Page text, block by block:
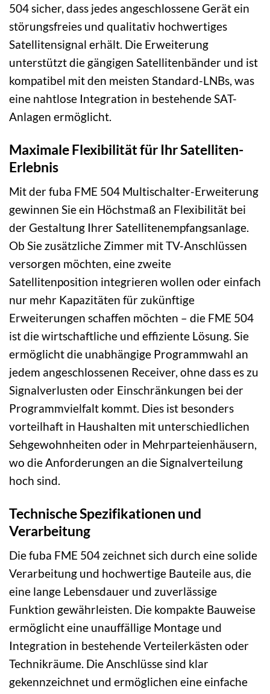
504 sicher, dass jedes angeschlossene Gerät ein
störungsfreies und qualitativ hochwertiges
Satellitensignal erhält. Die Erweiterung
unterstützt die gängigen Satellitenbänder und ist
kompatibel mit den meisten Standard-LNBs, was
eine nahtlose Integration in bestehende SAT-
Anlagen ermöglicht.
Maximale Flexibilität für Ihr Satelliten-
Erlebnis
Mit der fuba FME 504 Multischalter-Erweiterung
gewinnen Sie ein Höchstmaß an Flexibilität bei
der Gestaltung Ihrer Satellitenempfangsanlage.
Ob Sie zusätzliche Zimmer mit TV-Anschlüssen
versorgen möchten, eine zweite
Satellitenposition integrieren wollen oder einfach
nur mehr Kapazitäten für zukünftige
Erweiterungen schaffen möchten – die FME 504
ist die wirtschaftliche und effiziente Lösung. Sie
ermöglicht die unabhängige Programmwahl an
jedem angeschlossenen Receiver, ohne dass es zu
Signalverlusten oder Einschränkungen bei der
Programmvielfalt kommt. Dies ist besonders
vorteilhaft in Haushalten mit unterschiedlichen
Sehgewohnheiten oder in Mehrparteienhäusern,
wo die Anforderungen an die Signalverteilung
hoch sind.
Technische Spezifikationen und
Verarbeitung
Die fuba FME 504 zeichnet sich durch eine solide
Verarbeitung und hochwertige Bauteile aus, die
eine lange Lebensdauer und zuverlässige
Funktion gewährleisten. Die kompakte Bauweise
ermöglicht eine unauffällige Montage und
Integration in bestehende Verteilerkästen oder
Technikräume. Die Anschlüsse sind klar
gekennzeichnet und ermöglichen eine einfache